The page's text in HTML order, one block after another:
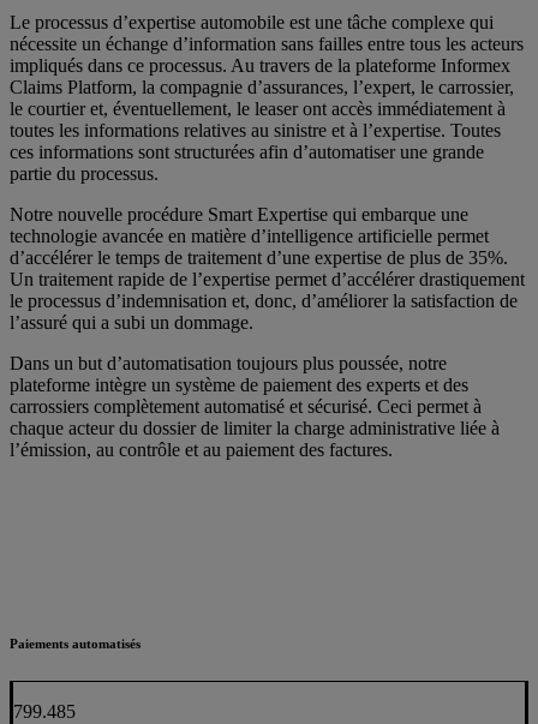
Le processus d’expertise automobile est une tâche complexe qui
nécessite un échange d’information sans failles entre tous les acteurs
impliqués dans ce processus. Au travers de la plateforme Informex
Claims Platform, la compagnie d’assurances, l’expert, le carrossier,
le courtier et, éventuellement, le leaser ont accès immédiatement à
toutes les informations relatives au sinistre et à l’expertise. Toutes
ces informations sont structurées afin d’automatiser une grande
partie du processus.
Notre nouvelle procédure Smart Expertise qui embarque une
technologie avancée en matière d’intelligence artificielle permet
d’accélérer le temps de traitement d’une expertise de plus de 35%.
Un traitement rapide de l’expertise permet d’accélérer drastiquement
le processus d’indemnisation et, donc, d’améliorer la satisfaction de
l’assuré qui a subi un dommage.
Dans un but d’automatisation toujours plus poussée, notre
plateforme intègre un système de paiement des experts et des
carrossiers complètement automatisé et sécurisé. Ceci permet à
chaque acteur du dossier de limiter la charge administrative liée à
l’émission, au contrôle et au paiement des factures.
Paiements automatisés
799.485